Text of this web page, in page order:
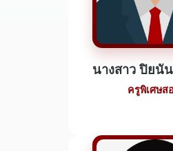
นางสาว ปิยนั
ครูพิเศษส